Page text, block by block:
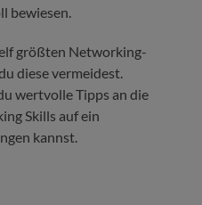
bewiesen.
größten Networking-
diese vermeidest.
wertvolle Tipps an die
Skills auf ein
kannst.